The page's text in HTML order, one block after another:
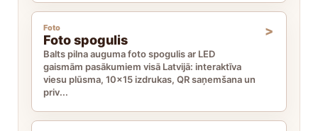
Foto
Foto spogulis
Balts pilna auguma foto spogulis ar LED
gaismām pasākumiem visā Latvijā: interaktīva
viesu plūsma, 10x15 izdrukas, QR saņemšana un
priv...